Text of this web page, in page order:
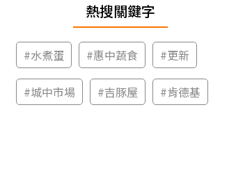
熱搜關鍵字
#水煮蛋 #惠中蔬食 #更新
#城中市場 #吉豚屋 #肯德基